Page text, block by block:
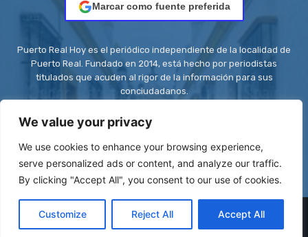
We value your privacy
We use cookies to enhance your browsing experience,
serve personalized ads or content, and analyze our traffic.
By clicking "Accept All", you consent to our use of cookies.
Customize Reject All Accept All
Marcar como fuente preferida
Puerto Real Hoy es el periódico independiente de la localidad de
Puerto Real. Fundado en 2014, está hecho por periodistas
titulados que acuden al rigor de la información para sus
conciudadanos.
Contacto: redaccion@puertorealhoy.es
© Be First SL - ISSN: 2444-3662 || Registro ROMDA Nº
RS8C2UZT5H | Stock images byDepositphotos
| Design images by
VistaCreate